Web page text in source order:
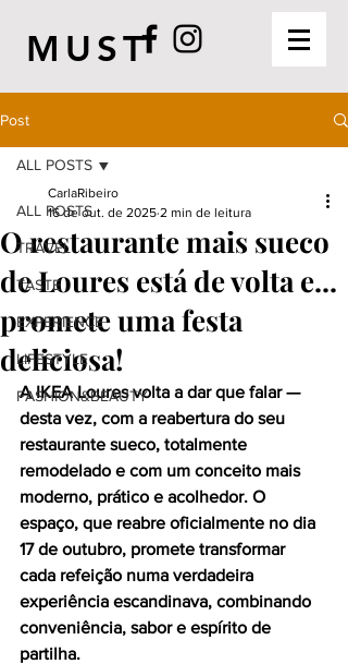
MUST
Post
ALL POSTS
TRAVEL
TASTE
EXPERIENCE
LIFESTYLE
FASHION&BEAUTY
ALL POSTS
O restaurante mais sueco
de Loures está de volta e...
promete uma festa
deliciosa!
CarlaRibeiro
16 de out. de 2025 2 min de leitura
A IKEA Loures volta a dar que falar —
desta vez, com a reabertura do seu
restaurante sueco, totalmente
remodelado e com um conceito mais
moderno, prático e acolhedor. O
espaço, que reabre oficialmente no dia
17 de outubro, promete transformar
cada refeição numa verdadeira
experiência escandinava, combinando
conveniência, sabor e espírito de
partilha.